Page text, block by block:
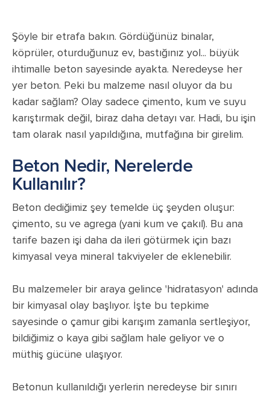
Şöyle bir etrafa bakın. Gördüğünüz binalar,
köprüler, oturduğunuz ev, bastığınız yol... büyük
ihtimalle beton sayesinde ayakta. Neredeyse her
yer beton. Peki bu malzeme nasıl oluyor da bu
kadar sağlam? Olay sadece çimento, kum ve suyu
karıştırmak değil, biraz daha detayı var. Hadi, bu işin
tam olarak nasıl yapıldığına, mutfağına bir girelim.
Beton Nedir, Nerelerde
Kullanılır?
Beton dediğimiz şey temelde üç şeyden oluşur:
çimento, su ve agrega (yani kum ve çakıl). Bu ana
tarife bazen işi daha da ileri götürmek için bazı
kimyasal veya mineral takviyeler de eklenebilir.
Bu malzemeler bir araya gelince 'hidratasyon' adında
bir kimyasal olay başlıyor. İşte bu tepkime
sayesinde o çamur gibi karışım zamanla sertleşiyor,
bildiğimiz o kaya gibi sağlam hale geliyor ve o
müthiş gücüne ulaşıyor.
Betonun kullanıldığı yerlerin neredeyse bir sınırı